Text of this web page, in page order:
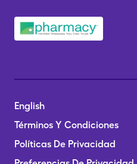
English
Términos Y Condiciones
Políticas De Privacidad